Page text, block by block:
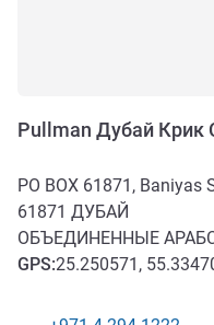
Pullman Дубай Крик
PO BOX 61871, Baniyas
61871 ДУБАЙ
ОБЪЕДИНЕННЫЕ
GPS:25.250571,